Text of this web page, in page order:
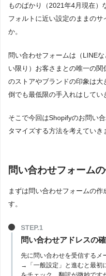
ものばかり（2021年4月現在）
フォルトに近い設定のままの
か。
問い合わせフォームは（LINE
い限り）お客さまとの唯一の
のストアやブランドの印象は
倒でも最低限の手入れはしてい
そこで今回はShopifyのお問い
タマイズする方法を考えていき
問い合わせフォーム
まずは問い合わせフォームの
す。
問い合わせアドレスの
先に問い合わせを受信するメ
→「一般設定」と進むと最初